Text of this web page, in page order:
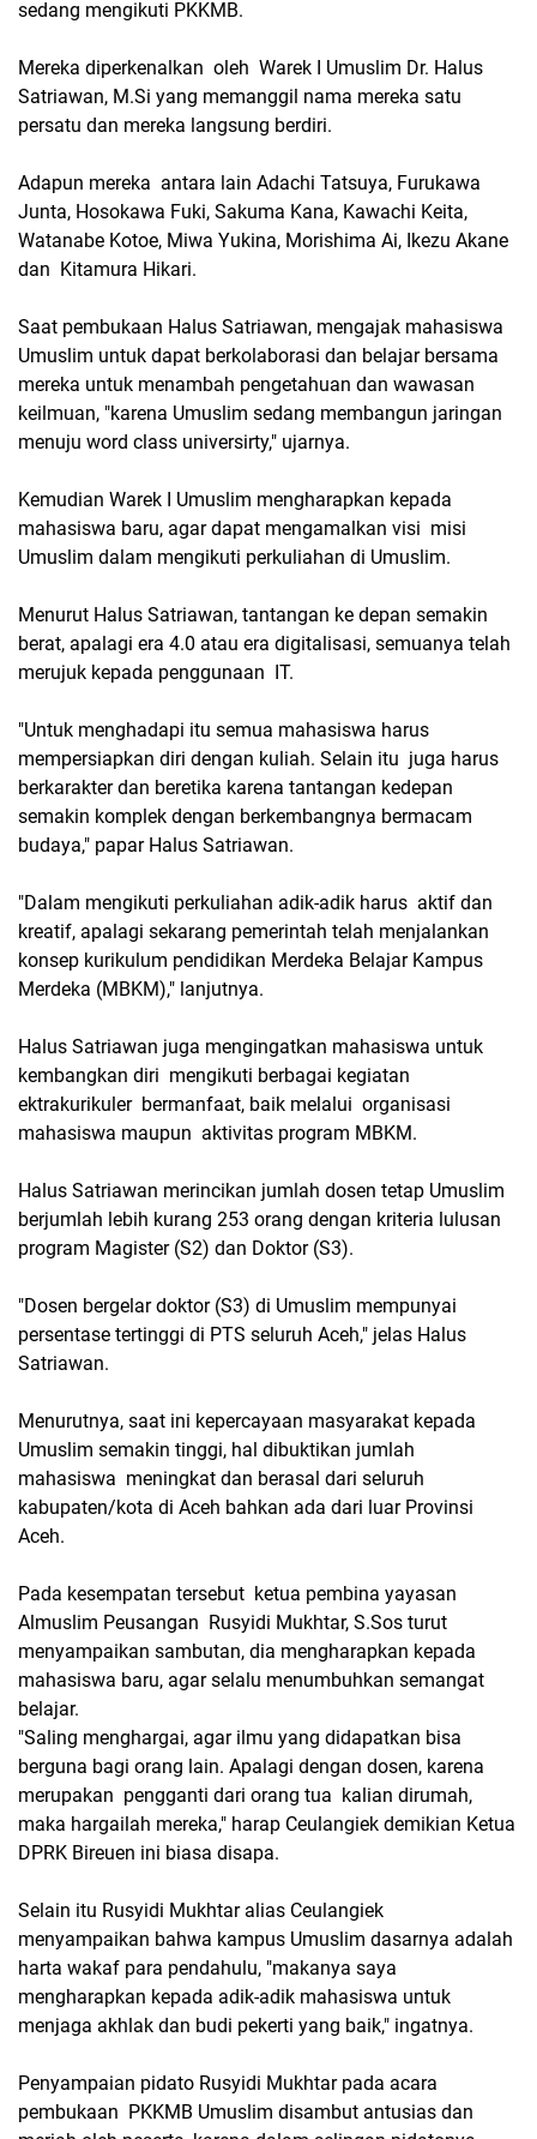
sedang mengikuti PKKMB.
Mereka diperkenalkan oleh Warek I Umuslim Dr. Halus
Satriawan, M.Si yang memanggil nama mereka satu
persatu dan mereka langsung berdiri.
Adapun mereka antara lain Adachi Tatsuya, Furukawa
Junta, Hosokawa Fuki, Sakuma Kana, Kawachi Keita,
Watanabe Kotoe, Miwa Yukina, Morishima Ai, Ikezu Akane
dan Kitamura Hikari.
Saat pembukaan Halus Satriawan, mengajak mahasiswa
Umuslim untuk dapat berkolaborasi dan belajar bersama
mereka untuk menambah pengetahuan dan wawasan
keilmuan, "karena Umuslim sedang membangun jaringan
menuju word class universirty," ujarnya.
Kemudian Warek I Umuslim mengharapkan kepada
mahasiswa baru, agar dapat mengamalkan visi misi
Umuslim dalam mengikuti perkuliahan di Umuslim.
Menurut Halus Satriawan, tantangan ke depan semakin
berat, apalagi era 4.0 atau era digitalisasi, semuanya telah
merujuk kepada penggunaan IT.
"Untuk menghadapi itu semua mahasiswa harus
mempersiapkan diri dengan kuliah. Selain itu juga harus
berkarakter dan beretika karena tantangan kedepan
semakin komplek dengan berkembangnya bermacam
budaya," papar Halus Satriawan.
"Dalam mengikuti perkuliahan adik-adik harus aktif dan
kreatif, apalagi sekarang pemerintah telah menjalankan
konsep kurikulum pendidikan Merdeka Belajar Kampus
Merdeka (MBKM)," lanjutnya.
Halus Satriawan juga mengingatkan mahasiswa untuk
kembangkan diri mengikuti berbagai kegiatan
ektrakurikuler bermanfaat, baik melalui organisasi
mahasiswa maupun aktivitas program MBKM.
Halus Satriawan merincikan jumlah dosen tetap Umuslim
berjumlah lebih kurang 253 orang dengan kriteria lulusan
program Magister (S2) dan Doktor (S3).
"Dosen bergelar doktor (S3) di Umuslim mempunyai
persentase tertinggi di PTS seluruh Aceh," jelas Halus
Satriawan.
Menurutnya, saat ini kepercayaan masyarakat kepada
Umuslim semakin tinggi, hal dibuktikan jumlah
mahasiswa meningkat dan berasal dari seluruh
kabupaten/kota di Aceh bahkan ada dari luar Provinsi
Aceh.
Pada kesempatan tersebut ketua pembina yayasan
Almuslim Peusangan Rusyidi Mukhtar, S.Sos turut
menyampaikan sambutan, dia mengharapkan kepada
mahasiswa baru, agar selalu menumbuhkan semangat
belajar.
"Saling menghargai, agar ilmu yang didapatkan bisa
berguna bagi orang lain. Apalagi dengan dosen, karena
merupakan pengganti dari orang tua kalian dirumah,
maka hargailah mereka," harap Ceulangiek demikian Ketua
DPRK Bireuen ini biasa disapa.
Selain itu Rusyidi Mukhtar alias Ceulangiek
menyampaikan bahwa kampus Umuslim dasarnya adalah
harta wakaf para pendahulu, "makanya saya
mengharapkan kepada adik-adik mahasiswa untuk
menjaga akhlak dan budi pekerti yang baik," ingatnya.
Penyampaian pidato Rusyidi Mukhtar pada acara
pembukaan PKKMB Umuslim disambut antusias dan